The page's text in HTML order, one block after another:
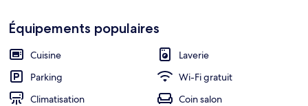
Équipements populaires
Cuisine
Laverie
Parking
Wi-Fi gratuit
Climatisation
Coin salon